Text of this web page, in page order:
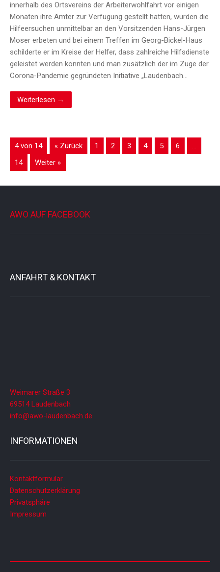
innerhalb des Ortsvereins der Arbeiterwohlfahrt vor einigen
Monaten ihre Ämter zur Verfügung gestellt hatten, wurden die
Hilfeersuchen unmittelbar an den Vorsitzenden Hans-Jürgen
Moser erbeten und bei einem Treffen im Georg-Bickel-Haus
schilderte er im Kreise der Helfer, dass zahlreiche Hilfsdienste
geleistet werden konnten und man zusätzlich der im Zuge der
Corona-Pandemie gegründeten Initiative „Laudenbach…
Weiterlesen →
4 von 14 « Zurück 1 2 3 4 5 6
…
14
Weiter »
AWO AUF FACEBOOK
ANFAHRT & KONTAKT
Weimarer Straße 3
69514 Laudenbach
info@awo-laudenbach.de
INFORMATIONEN
Kontaktformular
Datenschutzerklärung
Privatsphäre
Impressum